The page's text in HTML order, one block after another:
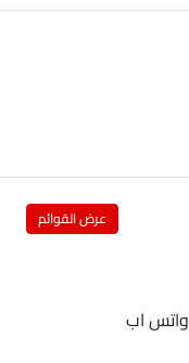
عرض القوائم
واتس اب